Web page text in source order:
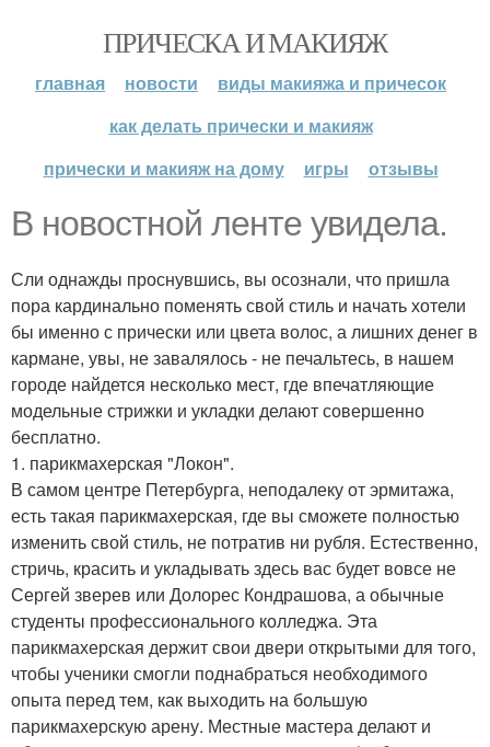
ПРИЧЕСКА И МАКИЯЖ
главная новости
виды макияжа и причесок
как делать прически и макияж
прически и макияж на дому
игры отзывы
В новостной ленте увидела.
Сли однажды проснувшись, вы осознали, что пришла
пора кардинально поменять свой стиль и начать хотели
бы именно с прически или цвета волос, а лишних денег в
кармане, увы, не завалялось - не печальтесь, в нашем
городе найдется несколько мест, где впечатляющие
модельные стрижки и укладки делают совершенно
бесплатно.
1. парикмахерская "Локон".
В самом центре Петербурга, неподалеку от эрмитажа,
есть такая парикмахерская, где вы сможете полностью
изменить свой стиль, не потратив ни рубля. Естественно,
стричь, красить и укладывать здесь вас будет вовсе не
Сергей зверев или Долорес Кондрашова, а обычные
студенты профессионального колледжа. Эта
парикмахерская держит свои двери открытыми для того,
чтобы ученики смогли поднабраться необходимого
опыта перед тем, как выходить на большую
парикмахерскую арену. Местные мастера делают и